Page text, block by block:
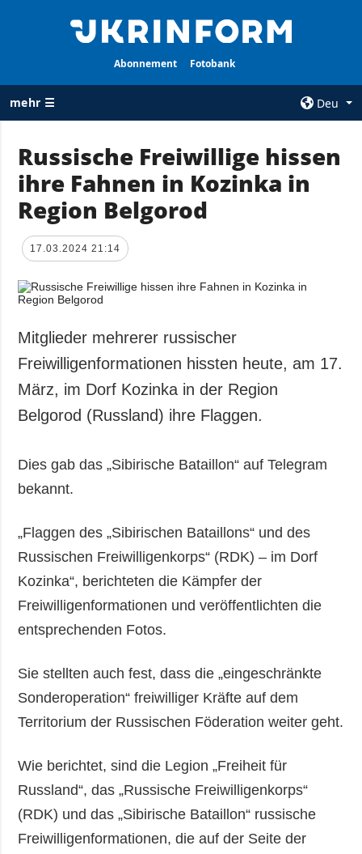
Abonnement Fotobank
mehr ☰
Deu
ALLE
RUBRIKEN
Krieg
Wiederaufbau
Politik
Militär
Gesellschaft und
Kultur
Sport
Notstand und
Notfälle
AGENTUR
Politik zur
personenbezogener
Daten
Veröffentlichungen
Video
Abonnement
Fotobank
Russische Freiwillige hissen
ihre Fahnen in Kozinka in
Region Belgorod
17.03.2024 21:14
Mitglieder mehrerer russischer
Freiwilligenformationen hissten heute, am 17.
März, im Dorf Kozinka in der Region
Belgorod (Russland) ihre Flaggen.
Dies gab das „Sibirische Bataillon“ auf Telegram
bekannt.
„Flaggen des „Sibirischen Bataillons“ und des
Russischen Freiwilligenkorps“ (RDK) – im Dorf
Kozinka“, berichteten die Kämpfer der
Freiwilligenformationen und veröffentlichten die
entsprechenden Fotos.
Sie stellten auch fest, dass die „eingeschränkte
Sonderoperation“ freiwilliger Kräfte auf dem
Territorium der Russischen Föderation weiter geht.
Wie berichtet, sind die Legion „Freiheit für
Russland“, das „Russische Freiwilligenkorps“
(RDK) und das „Sibirische Bataillon“ russische
Freiwilligenformationen, die auf der Seite der